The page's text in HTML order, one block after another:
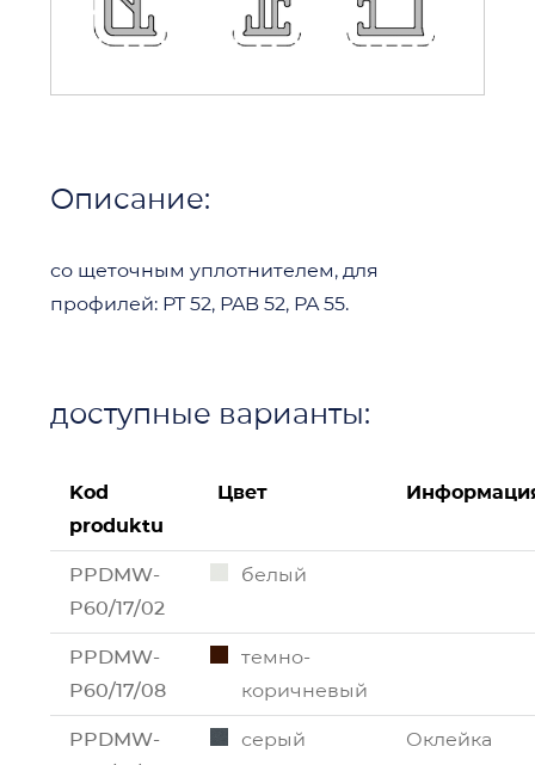
Описание:
со щеточным уплотнителем, для
профилей: PT 52, PAB 52, PA 55.
доступные варианты:
Kod
produktu
Цвет
PPDMW-
P60/17/02
белый
PPDMW-
P60/17/08
темно-
коричневый
PPDMW-
серый
Оклейка